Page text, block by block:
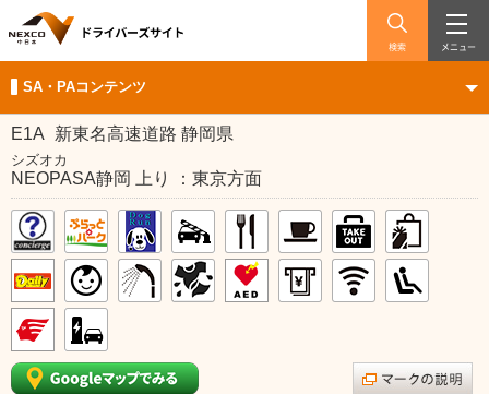
検索 メニュー
SA・PAコンテンツ
E1A 新東名高速道路 静岡県
シズオカ
NEOPASA静岡 上り ：東京方面